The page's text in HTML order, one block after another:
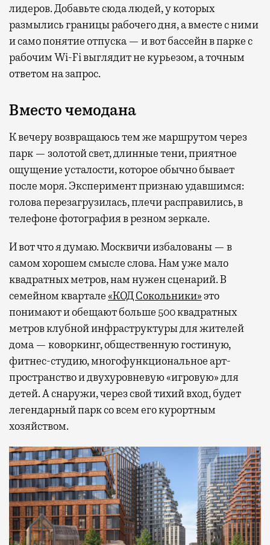
лидеров. Добавьте сюда людей, у которых
размылись границы рабочего дня, а вместе с ними
и само понятие отпуска — и вот бассейн в парке с
рабочим Wi-Fi выглядит не курьезом, а точным
ответом на запрос.
Вместо чемодана
К вечеру возвращаюсь тем же маршрутом через
парк — золотой свет, длинные тени, приятное
ощущение усталости, которое обычно бывает
после моря. Эксперимент признаю удавшимся:
голова перезагрузилась, плечи расправились, в
телефоне фотография в резном зеркале.
И вот что я думаю. Москвичи избалованы — в
самом хорошем смысле слова. Нам уже мало
квадратных метров, нам нужен сценарий. В
семейном квартале«КОД Сокольники»это
понимают и обещают больше 500 квадратных
метров клубной инфраструктуры для жителей
дома — коворкинг, общественную гостиную,
фитнес-студию, многофункциональное арт-
пространство и двухуровневую «игровую» для
детей. А снаружи, через свой тихий вход, будет
легендарный парк со всем его курортным
хозяйством.